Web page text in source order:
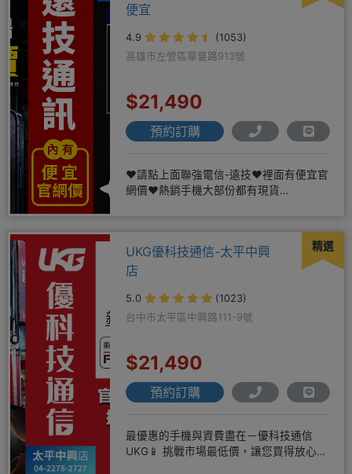
便宜
4.9
(1053)
高雄市左營區華夏路913號
$21,490
預約訂購
❤️請點上面聯強電信-遠技❤️裡面有便宜官
網價❤️熱銷手機大部份都有現貨
精選
UKG優科技通信-太平中興
店
5.0
(1023)
台中市太平區中興路111-9號
$21,490
預約訂購
最優惠的手機與資費盡在－優科技通信
UKG📱 挑戰市場最低價，讓您買得放心又